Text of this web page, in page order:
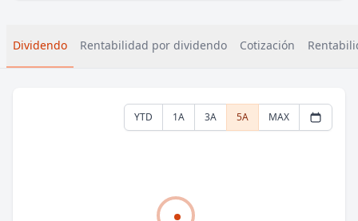
Dividendo Rentabilidad por dividendo Cotización
YTD 1A 3A 5A MAX